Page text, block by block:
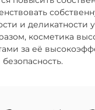
и деликатности
косметика
за её